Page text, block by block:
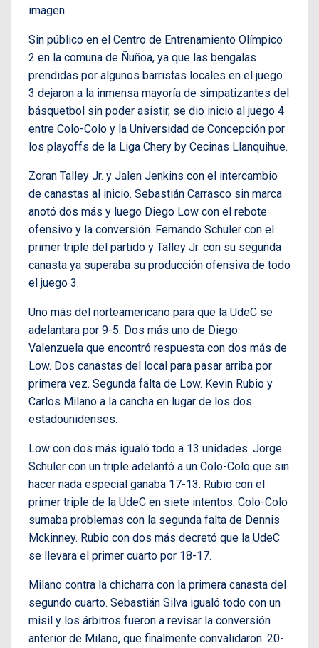
imagen.
Sin público en el Centro de Entrenamiento Olímpico
2 en la comuna de Ñuñoa, ya que las bengalas
prendidas por algunos barristas locales en el juego
3 dejaron a la inmensa mayoría de simpatizantes del
básquetbol sin poder asistir, se dio inicio al juego 4
entre Colo-Colo y la Universidad de Concepción por
los playoffs de la Liga Chery by Cecinas Llanquihue.
Zoran Talley Jr. y Jalen Jenkins con el intercambio
de canastas al inicio. Sebastián Carrasco sin marca
anotó dos más y luego Diego Low con el rebote
ofensivo y la conversión. Fernando Schuler con el
primer triple del partido y Talley Jr. con su segunda
canasta ya superaba su producción ofensiva de todo
el juego 3.
Uno más del norteamericano para que la UdeC se
adelantara por 9-5. Dos más uno de Diego
Valenzuela que encontró respuesta con dos más de
Low. Dos canastas del local para pasar arriba por
primera vez. Segunda falta de Low. Kevin Rubio y
Carlos Milano a la cancha en lugar de los dos
estadounidenses.
Low con dos más igualó todo a 13 unidades. Jorge
Schuler con un triple adelantó a un Colo-Colo que sin
hacer nada especial ganaba 17-13. Rubio con el
primer triple de la UdeC en siete intentos. Colo-Colo
sumaba problemas con la segunda falta de Dennis
Mckinney. Rubio con dos más decretó que la UdeC
se llevara el primer cuarto por 18-17.
Milano contra la chicharra con la primera canasta del
segundo cuarto. Sebastián Silva igualó todo con un
misil y los árbitros fueron a revisar la conversión
anterior de Milano, que finalmente convalidaron. 20-